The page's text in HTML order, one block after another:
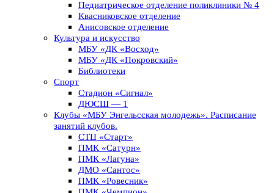
Педиатрическое отделение поликлиники № 4
Квасниковское отделение
Анисовское отделение
Культура и искусство
МБУ «ДК «Восход»
МБУ «ДК «Покровский»
Библиотеки
Спорт
Стадион «Сигнал»
ДЮСШ — 1
Клубы «МБУ Энгельсская молодежь». Расписание
занятий клубов.
СТЦ «Старт»
ПМК «Сатурн»
ПМК «Лагуна»
ДМО «Сантос»
ПМК «Ровесник»